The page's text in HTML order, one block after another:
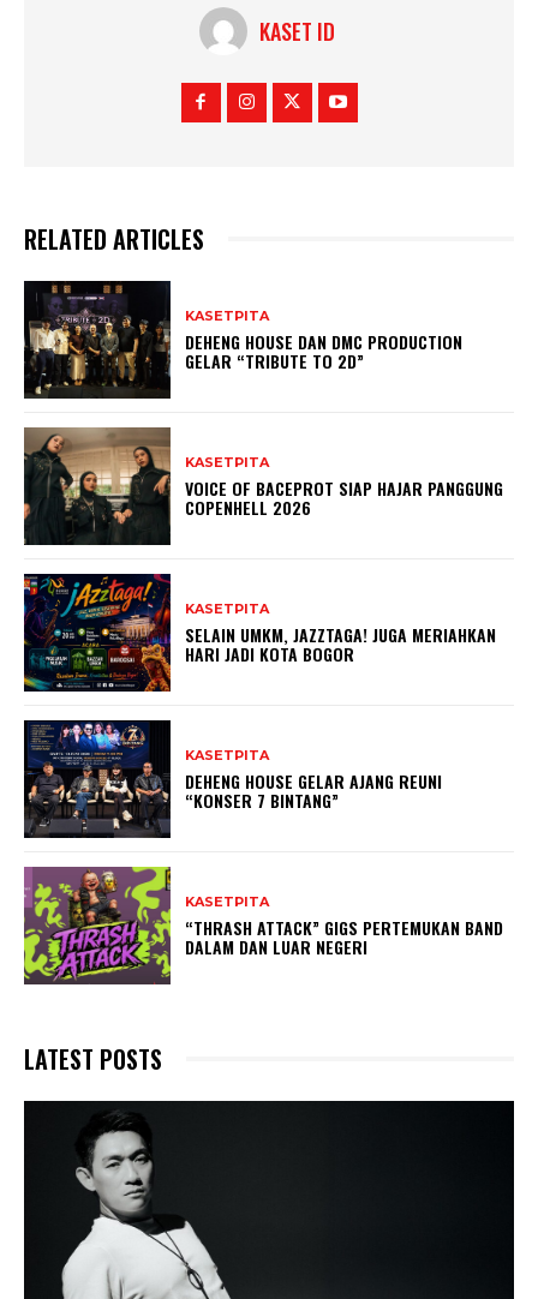
KASET ID
RELATED ARTICLES
KASETPITA
DEHENG HOUSE DAN DMC PRODUCTION
GELAR “TRIBUTE TO 2D”
KASETPITA
VOICE OF BACEPROT SIAP HAJAR PANGGUNG
COPENHELL 2026
KASETPITA
SELAIN UMKM, JAZZTAGA! JUGA MERIAHKAN
HARI JADI KOTA BOGOR
KASETPITA
DEHENG HOUSE GELAR AJANG REUNI
“KONSER 7 BINTANG”
KASETPITA
“THRASH ATTACK” GIGS PERTEMUKAN BAND
DALAM DAN LUAR NEGERI
LATEST POSTS